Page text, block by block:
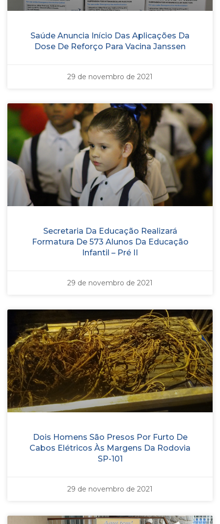
Saúde Anuncia Início Das Aplicações Da
Dose De Reforço Para Vacina Janssen
29 de novembro de 2021
Secretaria Da Educação Realizará
Formatura De 573 Alunos Da Educação
Infantil – Pré II
29 de novembro de 2021
Dois Homens São Presos Por Furto De
Cabos Elétricos Às Margens Da Rodovia
SP-101
29 de novembro de 2021